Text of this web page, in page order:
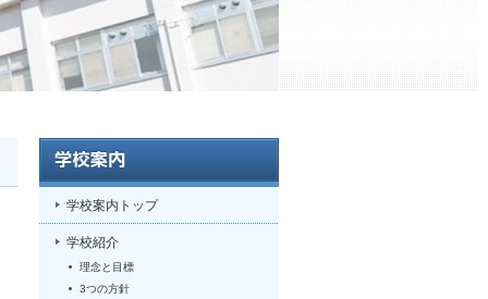
学校案内トップ
学校紹介
理念と目標
3つの方針